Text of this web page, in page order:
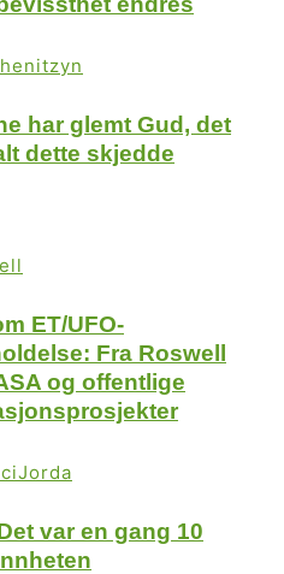
har glemt Gud, det
dette skjedde
ET/UFO-
Fra Roswell
og offentlige
var en gang 10